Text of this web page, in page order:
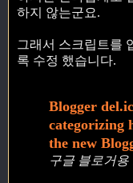
하지 않는군요.
그래서 스크립트를
록 수정 했습니다.
Blogger
categorizing
the new
구글 블로거